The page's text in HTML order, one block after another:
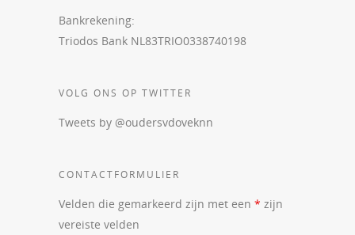
Bankrekening:
Triodos Bank NL83TRIO0338740198
VOLG ONS OP TWITTER
Tweets by @oudersvdoveknn
CONTACTFORMULIER
Velden die gemarkeerd zijn met een * zijn
vereiste velden